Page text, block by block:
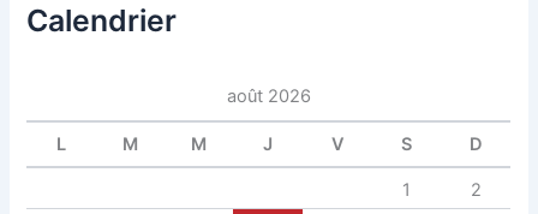
Calendrier
août 2026
L M M J V S D
1
2